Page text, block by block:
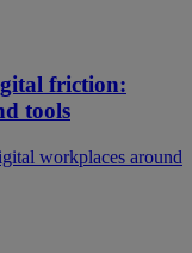
friction:
tools
workplaces around